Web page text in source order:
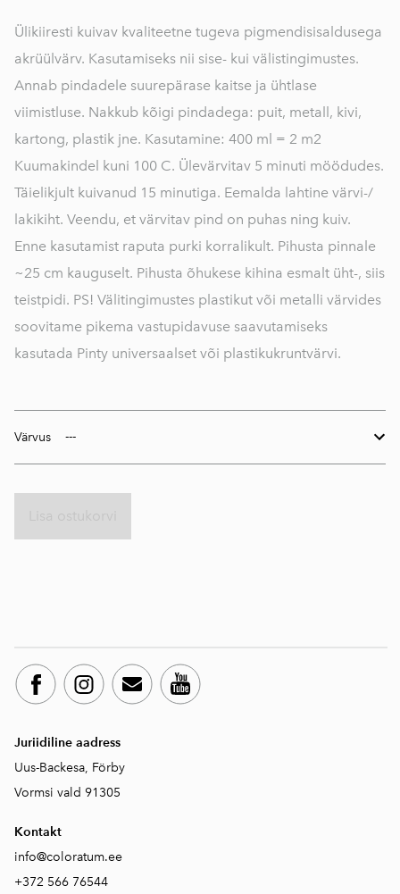
Ülikiiresti kuivav kvaliteetne tugeva pigmendisisaldusega
akrüülvärv. Kasutamiseks nii sise- kui välistingimustes.
Annab pindadele suurepärase kaitse ja ühtlase
viimistluse. Nakkub kõigi pindadega: puit, metall, kivi,
kartong, plastik jne. Kasutamine: 400 ml = 2 m2
Kuumakindel kuni 100 C. Ülevärvitav 5 minuti möödudes.
Täielikjult kuivanud 15 minutiga. Eemalda lahtine värvi-/
lakikiht. Veendu, et värvitav pind on puhas ning kuiv.
Enne kasutamist raputa purki korralikult. Pihusta pinnale
~25 cm kauguselt. Pihusta õhukese kihina esmalt üht-, siis
teistpidi. PS! Välitingimustes plastikut või metalli värvides
soovitame pikema vastupidavuse saavutamiseks
kasutada Pinty universaalset või plastikukruntvärvi.
Värvus
Juriidiline aadress
Uus-Backesa, Förby
Vormsi vald 91305
Kontakt
info@coloratum.ee
+372 566 76544